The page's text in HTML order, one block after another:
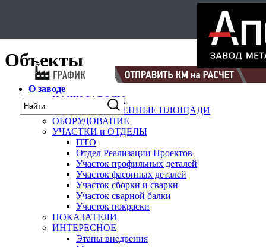
Объекты
О заводе
НАШИ ЗАВОДЫ
ПРОИЗВОДСТВЕННЫЕ ПЛОЩАДИ
ОБОРУДОВАНИЕ
УЧАСТКИ и ОТДЕЛЫ
ПТО
Отдел Реализации Проектов
Участок профильных деталей
Участок фасонных деталей
Участок сборки и сварки
Участок сварной балки
Участок покраски
ПОКАЗАТЕЛИ
ИНТЕРЕСНОЕ
Этапы внедрения